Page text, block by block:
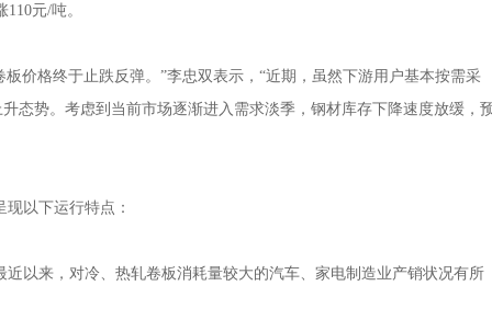
元/吨。
格终于止跌反弹。”李忠双表示，“近期，虽然下游用户基本按需采
态势。考虑到当前市场逐渐进入需求淡季，钢材库存下降速度放缓，
以下运行特点：
来，对冷、热轧卷板消耗量较大的汽车、家电制造业产销状况有所